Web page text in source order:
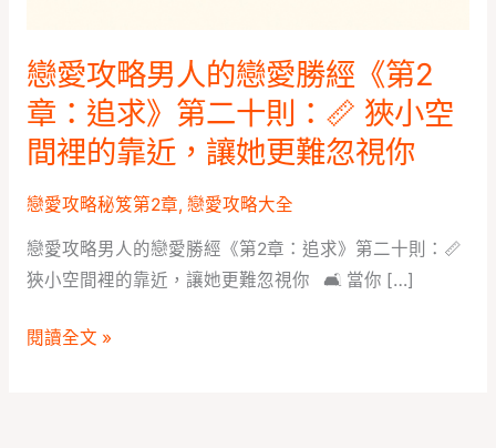
戀愛攻略男人的戀愛勝經《第2
章：追求》第二十則：📏 狹小空
間裡的靠近，讓她更難忽視你
戀愛攻略秘笈第2章, 戀愛攻略大全
戀愛攻略男人的戀愛勝經《第2章：追求》第二十則：📏
狹小空間裡的靠近，讓她更難忽視你 🛋️ 當你 […]
求》
第
二
十
狹
小
間
閱讀全文 »